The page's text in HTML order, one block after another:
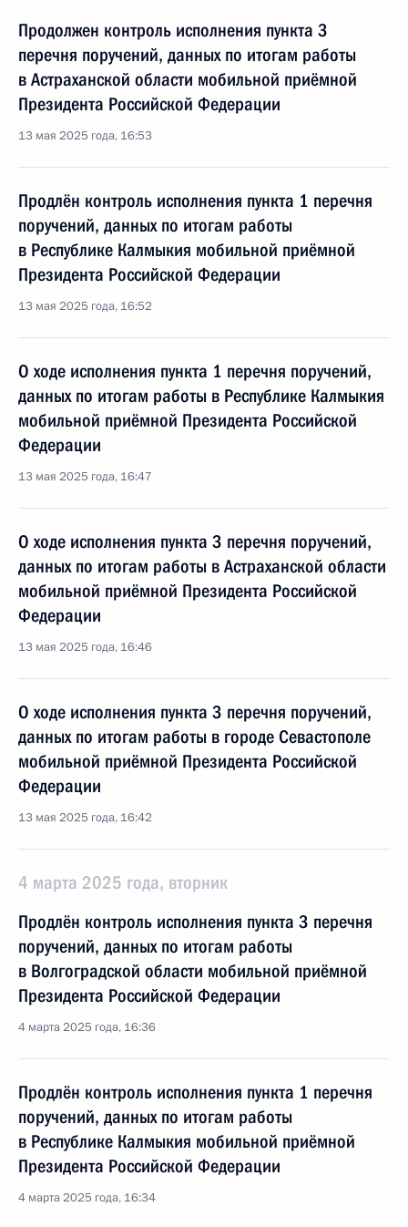
Продолжен контроль исполнения пункта 3
перечня поручений, данных по итогам работы
в Астраханской области мобильной приёмной
Президента Российской Федерации
13 мая 2025 года, 16:53
Продлён контроль исполнения пункта 1 перечня
поручений, данных по итогам работы
в Республике Калмыкия мобильной приёмной
Президента Российской Федерации
13 мая 2025 года, 16:52
О ходе исполнения пункта 1 перечня поручений,
данных по итогам работы в Республике Калмыкия
мобильной приёмной Президента Российской
Федерации
13 мая 2025 года, 16:47
О ходе исполнения пункта 3 перечня поручений,
данных по итогам работы в Астраханской области
мобильной приёмной Президента Российской
Федерации
13 мая 2025 года, 16:46
О ходе исполнения пункта 3 перечня поручений,
данных по итогам работы в городе Севастополе
мобильной приёмной Президента Российской
Федерации
13 мая 2025 года, 16:42
4 марта 2025 года, вторник
Продлён контроль исполнения пункта 3 перечня
поручений, данных по итогам работы
в Волгоградской области мобильной приёмной
Президента Российской Федерации
4 марта 2025 года, 16:36
Продлён контроль исполнения пункта 1 перечня
поручений, данных по итогам работы
в Республике Калмыкия мобильной приёмной
Президента Российской Федерации
4 марта 2025 года, 16:34